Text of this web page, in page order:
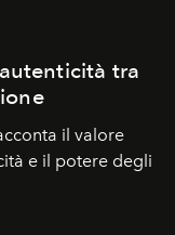
tra
il valore
e il potere degli